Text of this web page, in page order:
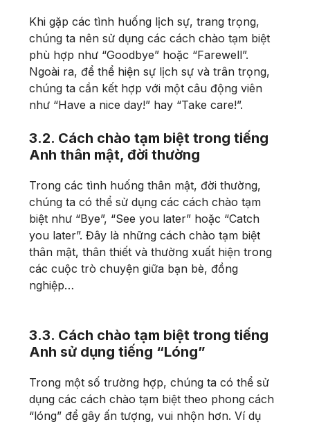
Khi gặp các tình huống lịch sự, trang trọng,
chúng ta nên sử dụng các cách chào tạm biệt
phù hợp như “Goodbye” hoặc “Farewell”.
Ngoài ra, để thể hiện sự lịch sự và trân trọng,
chúng ta cần kết hợp với một câu động viên
như “Have a nice day!” hay “Take care!”.
3.2. Cách chào tạm biệt trong tiếng
Anh thân mật, đời thường
Trong các tình huống thân mật, đời thường,
chúng ta có thể sử dụng các cách chào tạm
biệt như “Bye”, “See you later” hoặc “Catch
you later”. Đây là những cách chào tạm biệt
thân mật, thân thiết và thường xuất hiện trong
các cuộc trò chuyện giữa bạn bè, đồng
nghiệp…
3.3. Cách chào tạm biệt trong tiếng
Anh sử dụng tiếng “Lóng”
Trong một số trường hợp, chúng ta có thể sử
dụng các cách chào tạm biệt theo phong cách
“lóng” để gây ấn tượng, vui nhộn hơn. Ví dụ